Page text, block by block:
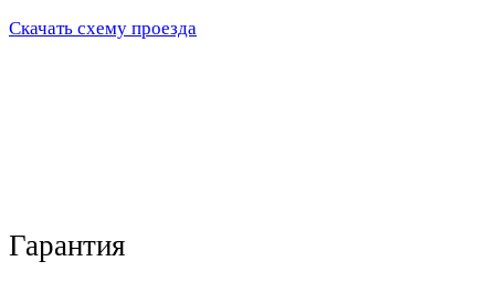
Скачать схему проезда
Гарантия